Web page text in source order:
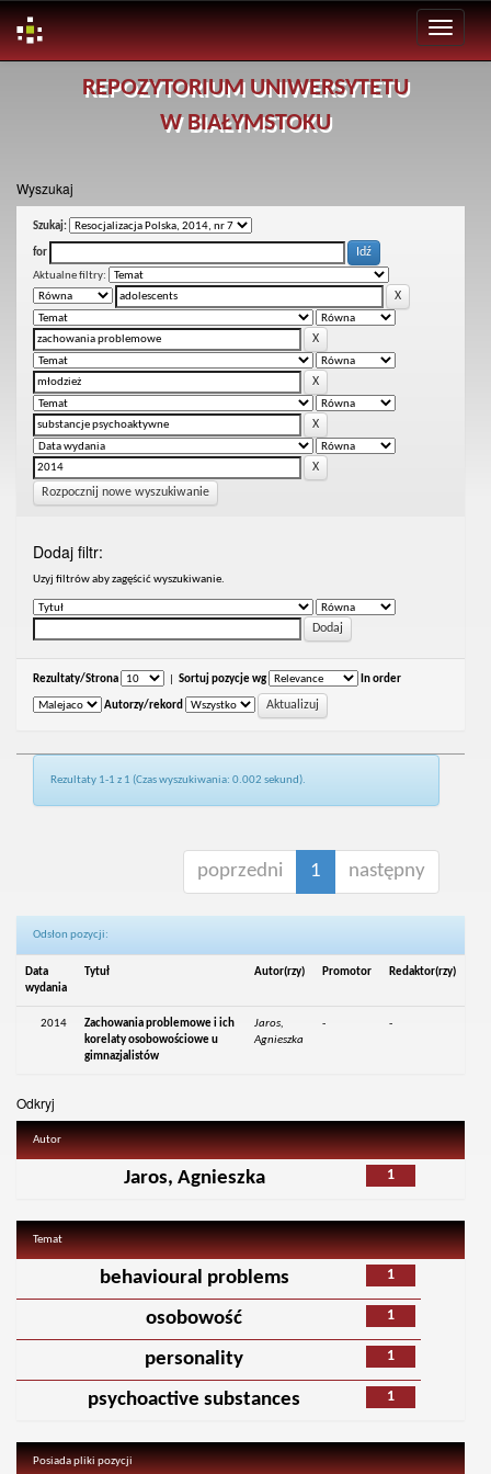
REPOZYTORIUM UNIWERSYTETU
W BIAŁYMSTOKU
Wyszukaj
Szukaj:
for
Aktualne filtry:
Rozpocznij nowe wyszukiwanie
Dodaj filtr:
Uzyj filtrów aby zagęścić wyszukiwanie.
Rezultaty/Strona Sortuj pozycje wg In order
Autorzy/rekord
Rezultaty 1-1 z 1 (Czas wyszukiwania: 0.002 sekund).
poprzedni 1 następny
Odsłon pozycji:
Data
wydania
Tytuł Autor(rzy) Promotor Redaktor(rzy)
2014
Zachowania problemowe i ich
korelaty osobowościowe u
gimnazjalistów
Jaros,
Agnieszka
- -
Odkryj
Autor
1
Jaros, Agnieszka
Temat
1
behavioural problems
1
osobowość
1
personality
1
psychoactive substances
Posiada pliki pozycji